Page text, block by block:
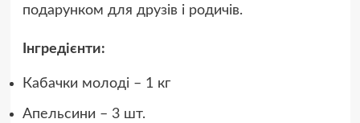
подарунком для друзів і родичів.
Інгредієнти:
Кабачки молоді – 1 кг
Апельсини – 3 шт.